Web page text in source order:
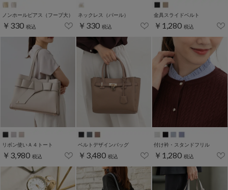
ノンホールピアス（フープ大）
￥330 税込
ネックレス（パール）
￥330 税込
金具スライドベルト
￥1,280 税込
リボン使いＡ４トート
￥3,980 税込
ベルトデザインバッグ
￥3,480 税込
付け衿・スタンドフリル
￥1,280 税込